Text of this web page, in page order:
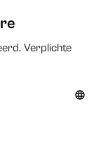
Verplichte